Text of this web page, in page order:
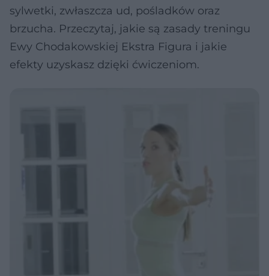
sylwetki, zwłaszcza ud, pośladków oraz
brzucha. Przeczytaj, jakie są zasady treningu
Ewy Chodakowskiej Ekstra Figura i jakie
efekty uzyskasz dzięki ćwiczeniom.